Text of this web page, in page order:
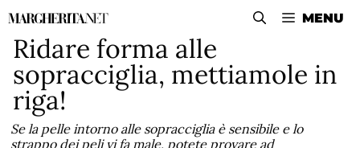
Vai
contenuto
MENU
Ridare forma alle
sopracciglia, mettiamole in
riga!
Se la pelle intorno alle sopracciglia è sensibile e lo
strappo dei peli vi fa male, potete provare ad